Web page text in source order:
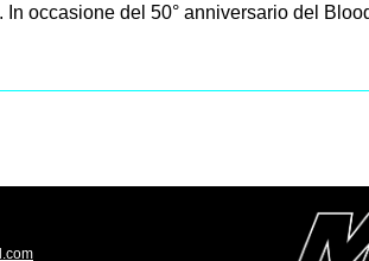
In occasione del 50° anniversario del